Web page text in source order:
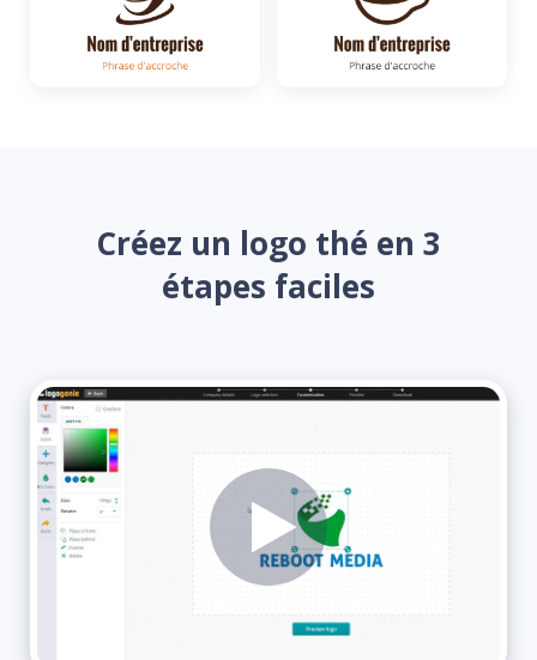
Créez un logo thé en 3
étapes faciles